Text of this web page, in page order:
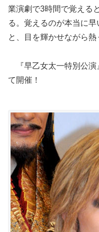
業演劇で3時間で覚える
る。覚えるのが本当に早
と、目を輝かせながら熱
『早乙女太一特別公演
て開催！